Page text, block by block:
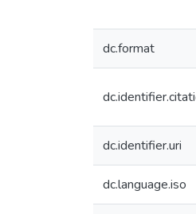
dc.format
dc.identifier.uri
dc.language.iso